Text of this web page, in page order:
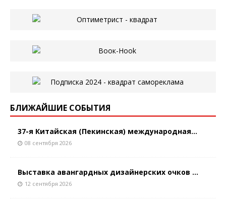
БЛИЖАЙШИЕ СОБЫТИЯ
37-я Китайская (Пекинская) международная...
08 сентября 2026
Выставка авангардных дизайнерских очков ...
12 сентября 2026